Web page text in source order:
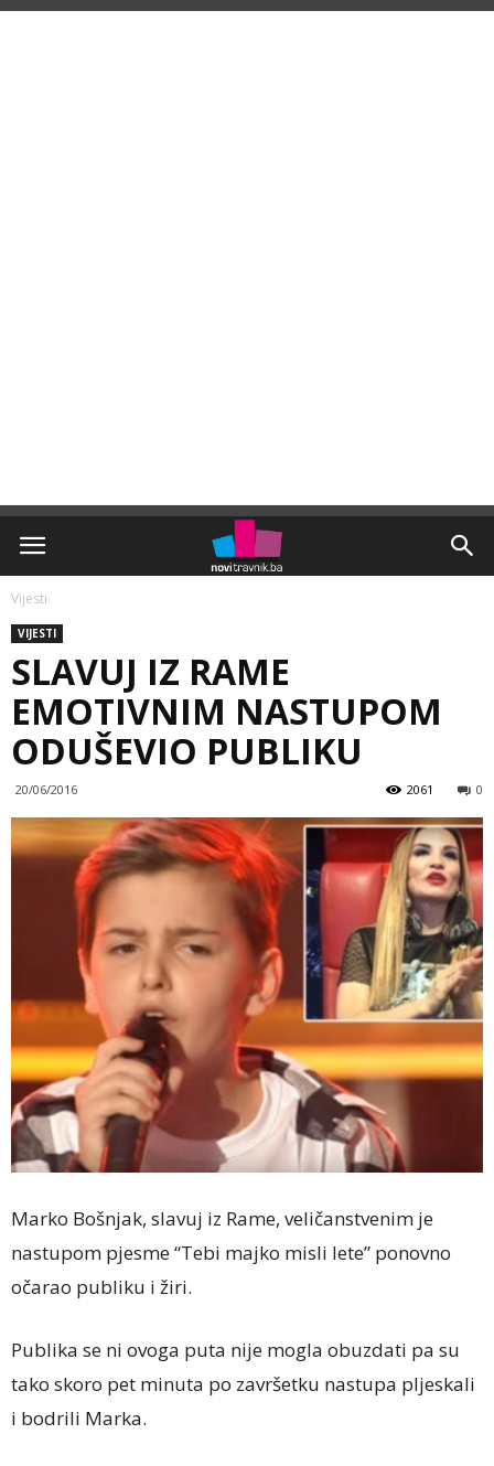
Vijesti
VIJESTI
SLAVUJ IZ RAME
EMOTIVNIM NASTUPOM
ODUŠEVIO PUBLIKU
20/06/2016 0
2061
Marko Bošnjak, slavuj iz Rame, veličanstvenim je
nastupom pjesme “Tebi majko misli lete” ponovno
očarao publiku i žiri.
Publika se ni ovoga puta nije mogla obuzdati pa su
tako skoro pet minuta po završetku nastupa pljeskali
i bodrili Marka.